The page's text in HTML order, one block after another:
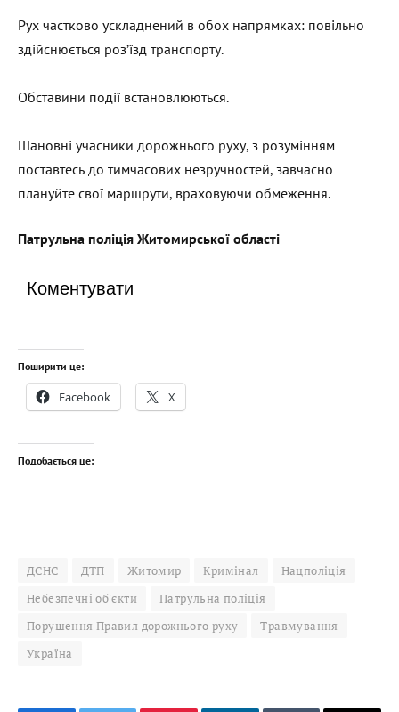
Рух частково ускладнений в обох напрямках: повільно
здійснюється роз’їзд транспорту.
Обставини події встановлюються.
Шановні учасники дорожнього руху, з розумінням
поставтесь до тимчасових незручностей, завчасно
плануйте свої маршрути, враховуючи обмеження.
Патрульна поліція Житомирської області
Коментувати
Поширити це:
Facebook X
Подобається це:
ДСНС ДТП Житомир Кримінал
Нацполіція
Небезпечні об'єкти
Патрульна поліція
Порушення Правил дорожнього руху
Травмування
Україна